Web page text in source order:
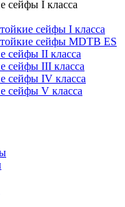
сейфы I класса
сейфы I класса
сейфы MDTB ES
сейфы II класса
сейфы III класса
сейфы IV класса
сейфы V класса